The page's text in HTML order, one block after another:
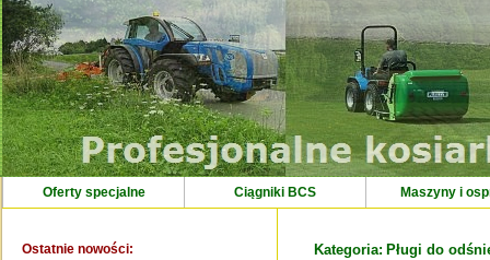
Oferty specjalne Ciągniki BCS Maszyny i
Ostatnie nowości: Kategoria: Pługi do